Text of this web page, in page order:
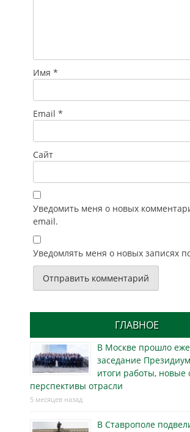
Имя *
Email *
Сайт
Уведомить меня о новых
email.
Уведомлять меня о новых записях
ГЛАВНОЕ
В Москве прошло
заседание
итоги работы, новые
перспективы отрасли
5 месяцев назад
В Ставрополе